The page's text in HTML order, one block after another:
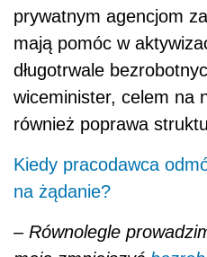
prywatnym agencjom
mają pomóc w
długotrwale
wiceminister, celem na
również poprawa
Kiedy pracodawca
na żądanie?
– Równolegle